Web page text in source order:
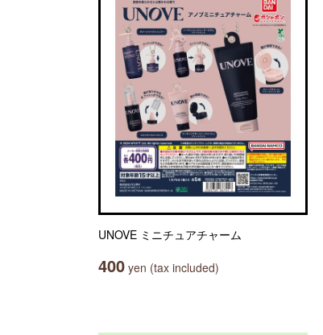
UNOVE ミニチュアチャーム
400 yen (tax included)